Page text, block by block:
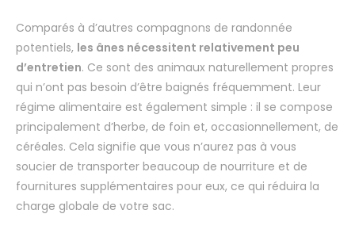
Comparés à d’autres compagnons de randonnée
potentiels, les ânes nécessitent relativement peu
d’entretien. Ce sont des animaux naturellement propres
qui n’ont pas besoin d’être baignés fréquemment. Leur
régime alimentaire est également simple : il se compose
principalement d’herbe, de foin et, occasionnellement, de
céréales. Cela signifie que vous n’aurez pas à vous
soucier de transporter beaucoup de nourriture et de
fournitures supplémentaires pour eux, ce qui réduira la
charge globale de votre sac.